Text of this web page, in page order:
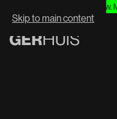
Skip to main content
INTRO w.